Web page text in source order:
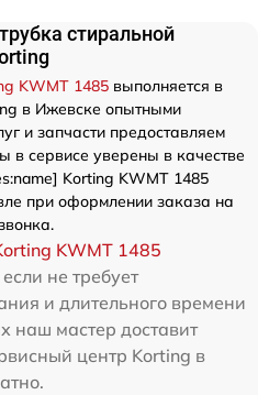
стиральной
KWMT 1485 выполняется в
в Ижевске опытными
и запчасти предоставляем
сервисе уверены в качестве
Korting KWMT 1485
при оформлении заказа на
KWMT 1485
не требует
и длительного времени
наш мастер доставит
центр Korting в